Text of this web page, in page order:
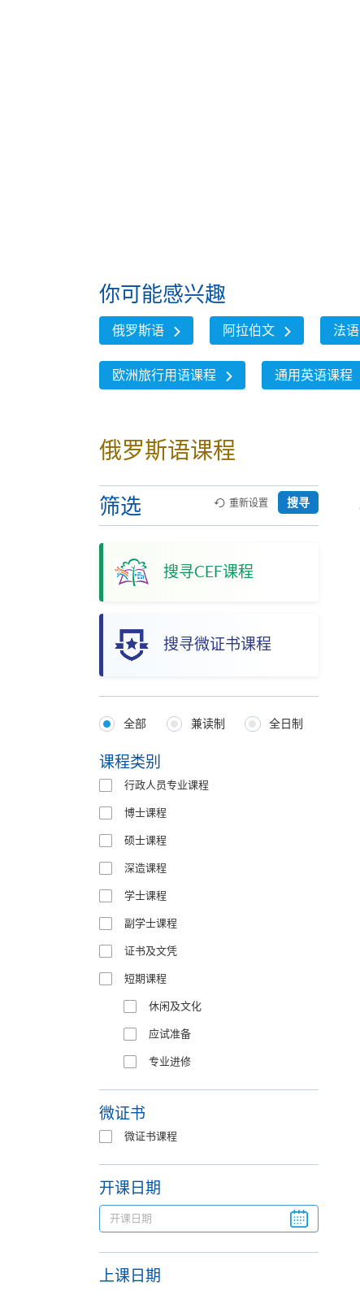
你可能感兴趣
俄罗斯语 阿拉伯文 法语
欧洲旅行用语课程 通用英语课程
俄罗斯语课程
筛选
搜寻CEF课程
搜寻微证书课程
重新设置 搜寻
Programmes
Type
全部 兼读制 全日制
课程类别
行政人员专业课程
博士课程
硕士课程
深造课程
学士课程
副学士课程
证书及文凭
短期课程
休闲及文化
应试准备
专业进修
微证书
微证书课程
开课日期
上课日期